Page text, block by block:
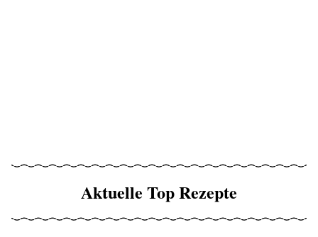
Aktuelle Top Rezepte